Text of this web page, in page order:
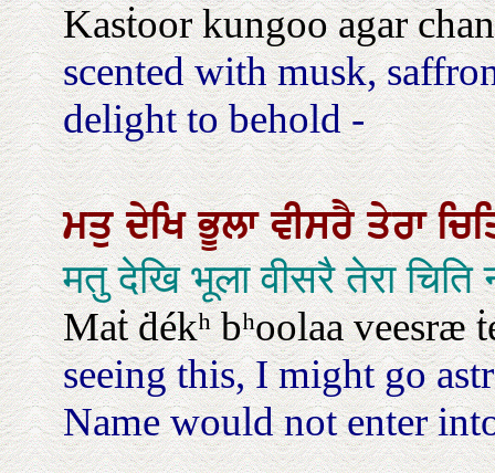
Kasṫoor kungoo agar
scented with musk,
delight to behold -
ਮਤੁਦੇਖਿਭੂਲਾਵੀਸਰੈਤੇਰਾ
मतु देखि भूला वीसरै तेरा
Maṫ ḋékʰ bʰoolaa veesræ
seeing this, I might go
Name would not enter